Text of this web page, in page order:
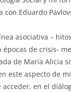
con Eduardo
asociativa –
épocas de crisis-
de María Alicia
este aspecto de
en el